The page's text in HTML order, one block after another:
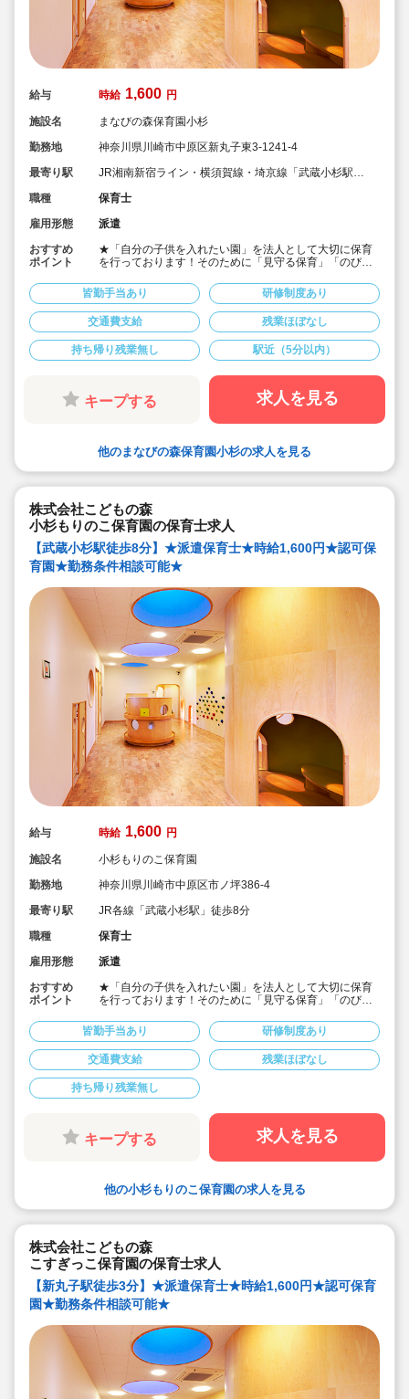
給与 時給 1,600 円
施設名
まなびの森保育園小杉
勤務地
神奈川県川崎市中原区新丸子東3-1241-4
最寄り駅
JR湘南新宿ライン・横須賀線・埼京線「武蔵小杉駅」
職種
保育士
雇用形態
派遣
おすすめ
ポイント
★「自分の子供を入れたい園」を法人として大切に保育
を行っております！そのために「見守る保育」「のびの
す♪
★保育士専任のコンサルタントがあなたの派遣就業を安
心サポートいたします
★武蔵小杉駅より徒歩1分の定員40名の認可保育園！
★時給1,600円の求人です！
★勤務条件等相談可能です！
キララサポートで派遣就業する3つのメリット
・求人提案から就業後のサポートまで専任コンサルタン
トが細やかに対応します
・手当や福利厚生については当社独自のサービスもご用
ったサポートに定評があります
皆勤手当あり 研修制度あり
交通費支給 残業ほぼなし
持ち帰り残業無し 駅近（5分以内）
キープする 求人を見る
他のまなびの森保育園小杉の求人を見る
株式会社こどもの森
小杉もりのこ保育園の保育士求人
【武蔵小杉駅徒歩8分】★派遣保育士★時給1,600円★認可保
育園★勤務条件相談可能★
給与 時給 1,600 円
施設名
小杉もりのこ保育園
勤務地
神奈川県川崎市中原区市ノ坪386-4
最寄り駅
JR各線「武蔵小杉駅」徒歩8分
職種
保育士
雇用形態
派遣
おすすめ
ポイント
★「自分の子供を入れたい園」を法人として大切に保育
を行っております！そのために「見守る保育」「のびの
す♪
★保育士専任のコンサルタントがあなたの派遣就業を安
心サポートいたします
★武蔵小杉駅より徒歩8分の定員60名の認可保育園！
★時給1,600円の求人です！
★勤務条件等相談可能です！
キララサポートで派遣就業する3つのメリット
・求人提案から就業後のサポートまで専任コンサルタン
トが細やかに対応します
・手当や福利厚生については当社独自のサービスもご用
ったサポートに定評があります
皆勤手当あり 研修制度あり
交通費支給 残業ほぼなし
持ち帰り残業無し
キープする 求人を見る
他の小杉もりのこ保育園の求人を見る
株式会社こどもの森
こすぎっこ保育園の保育士求人
【新丸子駅徒歩3分】★派遣保育士★時給1,600円★認可保育
園★勤務条件相談可能★